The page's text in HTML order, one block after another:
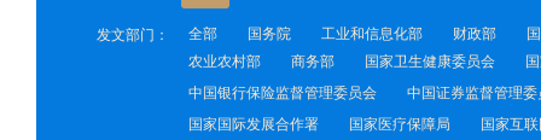
发文部门： 全部 国务院 工业和信息化部 财政部
农业农村部
商务部 国家卫生健康委员会
中国银行保险监督管理委员会
中国证券监督管理委
国家国际发展合作署
国家医疗保障局
国家互